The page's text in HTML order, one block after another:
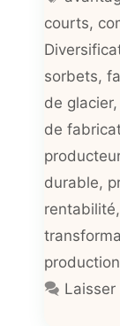
courts,
sorbets,
de glacier,
de
durable,
rentabilité,
production